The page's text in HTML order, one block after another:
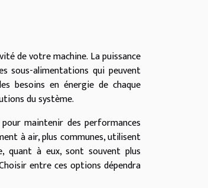
de votre machine. La puissance
sous-alimentations qui peuvent
besoins en énergie de chaque
du système.
maintenir des performances
à air, plus communes, utilisent
quant à eux, sont souvent plus
entre ces options dépendra